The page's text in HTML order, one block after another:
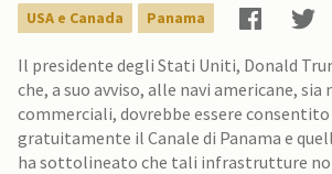
USA e Canada Panama
Il presidente degli Stati Uniti, Donald
che, a suo avviso, alle navi americane,
commerciali, dovrebbe essere
gratuitamente il Canale di Panama e quello di
ha sottolineato che tali infrastrutture